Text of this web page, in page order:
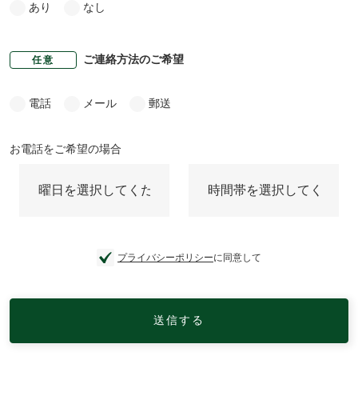
あり なし
任意 ご連絡方法のご希望
電話 メール 郵送
お電話をご希望の場合
プライバシーポリシーに同意して
送信する